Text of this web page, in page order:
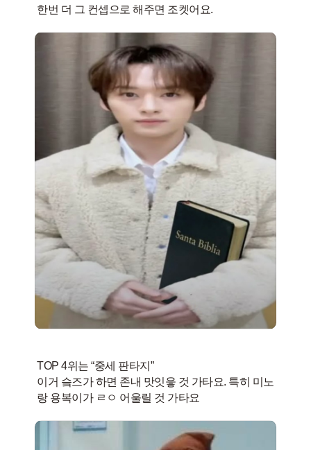
TOP 4위는 “중세 판타지”
이거 슼즈가 하면 존내 맛잇읗 것 가타요. 특히 미노